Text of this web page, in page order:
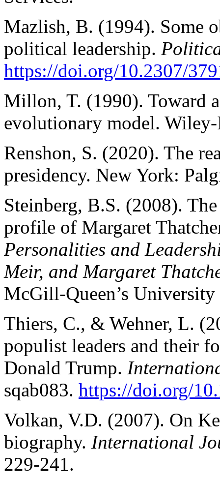
Mazlish, B. (1994). Some
political leadership.
https://doi.org/10.2307/
Millon, T. (1990). Toward
evolutionary model. Wiley-
Renshon, S. (2020). The
presidency. New York:
Steinberg, B.S. (2008).
profile of Margaret
Personalities and
Meir, and Margaret
McGill-Queen’s University
Thiers, C., & Wehner, L.
populist leaders and their
Donald Trump.
sqab083. https://doi.org/
Volkan, V.D. (2007). On
biography. International
229-241.